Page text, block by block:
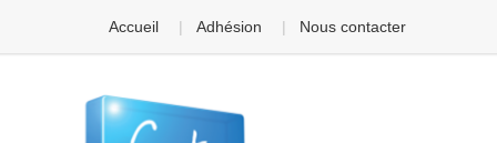
Accueil Adhésion Nous contacter